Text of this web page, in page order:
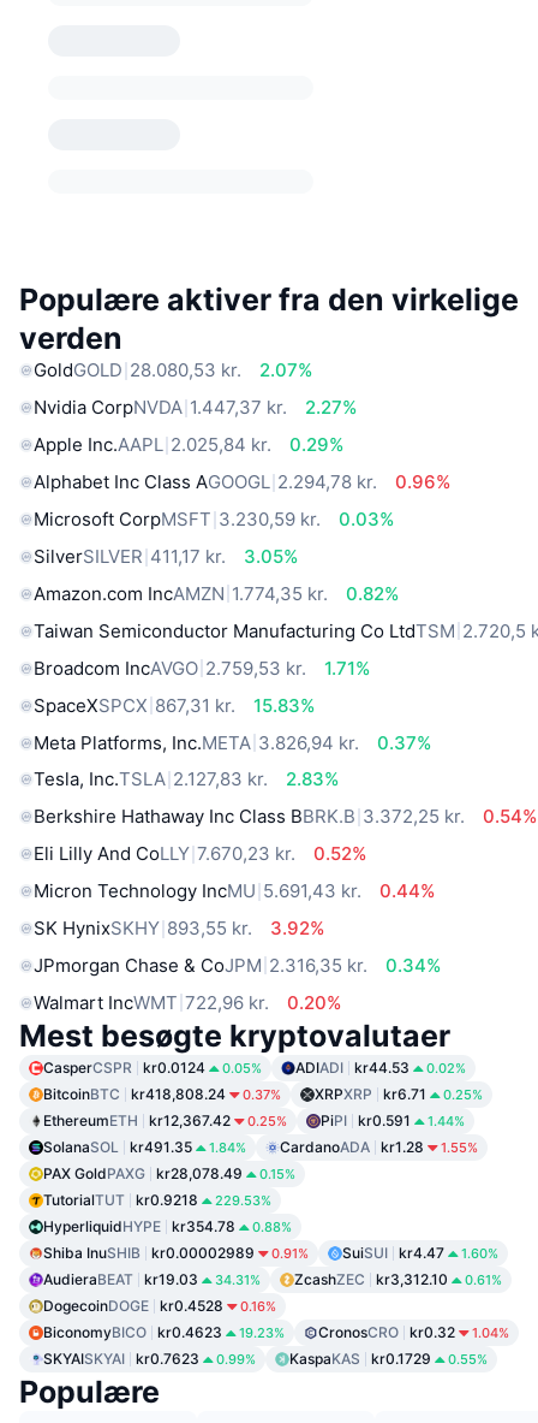
Populære aktiver fra den virkelige
verden
GoldGOLD 28.080,53 kr.
2.07%
Nvidia CorpNVDA 1.447,37 kr.
2.27%
Apple Inc.AAPL 2.025,84 kr.
0.29%
Alphabet Inc Class AGOOGL 2.294,78 kr.
0.96%
Microsoft CorpMSFT 3.230,59 kr.
0.03%
SilverSILVER 411,17 kr.
3.05%
Amazon.com IncAMZN 1.774,35 kr.
0.82%
Taiwan Semiconductor Manufacturing Co LtdTSM 2.720,5
Broadcom IncAVGO 2.759,53 kr.
1.71%
SpaceXSPCX 867,31 kr.
15.83%
Meta Platforms, Inc.META 3.826,94 kr.
0.37%
Tesla, Inc.TSLA 2.127,83 kr.
2.83%
Berkshire Hathaway Inc Class BBRK.B 3.372,25 kr.
0.54%
Eli Lilly And CoLLY 7.670,23 kr.
0.52%
Micron Technology IncMU 5.691,43 kr.
0.44%
SK HynixSKHY 893,55 kr.
3.92%
JPmorgan Chase & CoJPM 2.316,35 kr.
0.34%
Walmart IncWMT 722,96 kr. 0.20%
Mest besøgte kryptovalutaer
CasperCSPR kr0.0124 0.05% ADIADI kr44.53 0.02%
BitcoinBTC kr418,808.24 0.37% XRPXRP kr6.71 0.25%
EthereumETH kr12,367.42 0.25% PiPI kr0.591 1.44%
SolanaSOL kr491.35 1.84% CardanoADA kr1.28 1.55%
PAX GoldPAXG kr28,078.49 0.15%
TutorialTUT kr0.9218 229.53%
HyperliquidHYPE kr354.78 0.88%
Shiba InuSHIB kr0.00002989 0.91% SuiSUI kr4.47 1.60%
AudieraBEAT kr19.03 34.31% ZcashZEC kr3,312.10 0.61%
DogecoinDOGE kr0.4528 0.16%
BiconomyBICO kr0.4623 19.23% CronosCRO kr0.32 1.04%
SKYAISKYAI kr0.7623 0.99% KaspaKAS kr0.1729 0.55%
Populære